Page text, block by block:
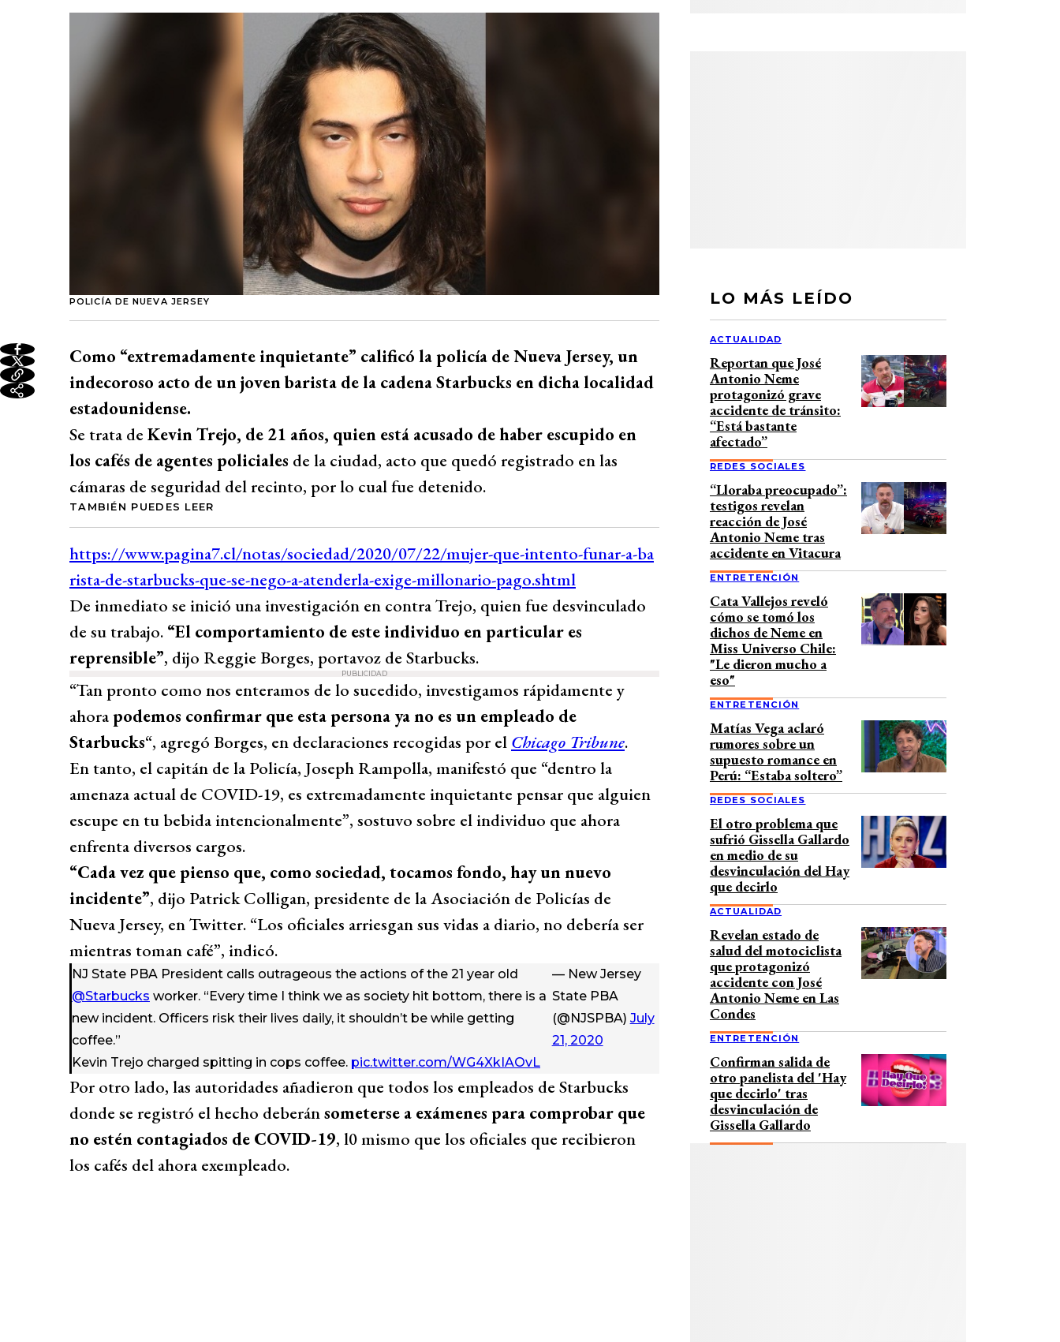
POLICÍA DE NUEVA JERSEY
Como “extremadamente inquietante” calificó la policía de Nueva Jersey, un
indecoroso acto de un joven barista de la cadena Starbucks en dicha localidad
estadounidense.
Se trata de Kevin Trejo, de 21 años, quien está acusado de haber escupido en
los cafés de agentes policiales de la ciudad, acto que quedó registrado en las
cámaras de seguridad del recinto, por lo cual fue detenido.
TAMBIÉN PUEDES LEER
De inmediato se inició una investigación en contra Trejo, quien fue desvinculado
de su trabajo. “El comportamiento de este individuo en particular es
reprensible”, dijo Reggie Borges, portavoz de Starbucks.
PUBLICIDAD
“Tan pronto como nos enteramos de lo sucedido, investigamos rápidamente y
ahorapodemos confirmar que esta persona ya no es un empleado de
Starbucks“, agregó Borges, en declaraciones recogidas por el Chicago Tribune.
En tanto, el capitán de la Policía, Joseph Rampolla, manifestó que “dentro la
amenaza actual de COVID-19, es extremadamente inquietante pensar que alguien
escupe en tu bebida intencionalmente”, sostuvo sobre el individuo que ahora
enfrenta diversos cargos.
“Cada vez que pienso que, como sociedad, tocamos fondo, hay un nuevo
incidente”, dijo Patrick Colligan, presidente de la Asociación de Policías de
Nueva Jersey, en Twitter. “Los oficiales arriesgan sus vidas a diario, no debería ser
mientras toman café”, indicó.
NJ State PBA President calls outrageous the actions of the 21 year old
@Starbucks worker. “Every time I think we as society hit bottom, there is a
new incident. Officers risk their lives daily, it shouldn’t be while getting
coffee.”
Kevin Trejo charged spitting in cops coffee. pic.twitter.com/WG4XkIAOvL
— New Jersey
State PBA
(@NJSPBA) July
21, 2020
Por otro lado, las autoridades añadieron que todos los empleados de Starbucks
donde se registró el hecho deberánsometerse a exámenes para comprobar que
no estén contagiados de COVID-19, l0 mismo que los oficiales que recibieron
los cafés del ahora exempleado.
LO MÁS LEÍDO
ACTUALIDAD
Reportan que José
Antonio Neme
protagonizó grave
accidente de tránsito:
“Está bastante
afectado”
REDES SOCIALES
“Lloraba preocupado”:
testigos revelan
reacción de José
Antonio Neme tras
accidente en Vitacura
ENTRETENCIÓN
Cata Vallejos reveló
cómo se tomó los
dichos de Neme en
Miss Universo Chile:
"Le dieron mucho a
eso"
ENTRETENCIÓN
Matías Vega aclaró
rumores sobre un
supuesto romance en
Perú: “Estaba soltero”
REDES SOCIALES
El otro problema que
sufrió Gissella Gallardo
en medio de su
desvinculación del Hay
que decirlo
ACTUALIDAD
Revelan estado de
salud del motociclista
que protagonizó
accidente con José
Antonio Neme en Las
Condes
ENTRETENCIÓN
Confirman salida de
otro panelista del 'Hay
que decirlo' tras
desvinculación de
Gissella Gallardo